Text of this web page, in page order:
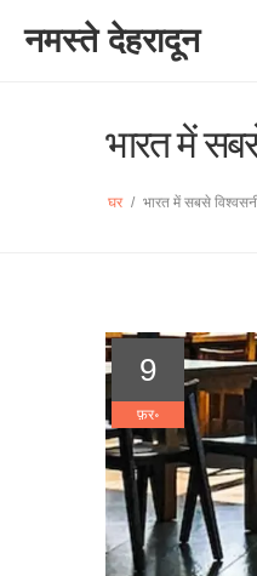
नमस्ते देहरादून
भारत में
घर / भारत में सबसे
9
फ़र॰